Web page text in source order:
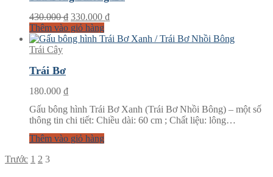
430.000₫ Giá
gốc
là:
330.000 ₫Giá
tại
Thêm vào giỏ hàng
Trái Cây
Trái Bơ
180.000 ₫
Gấu bông hình Trái Bơ Xanh (Trái Bơ Nhồi Bông) – một số
thông tin chi tiết: Chiều dài: 60 cm ; Chất liệu: lông…
Thêm vào giỏ hàng
Phân
Trước 1 2 3